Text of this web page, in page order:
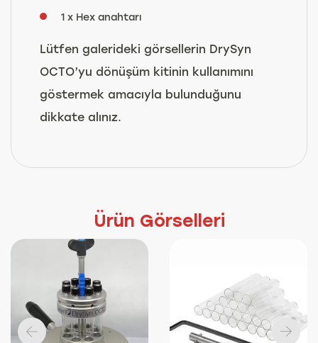
1 x Hex anahtarı
Lütfen galerideki görsellerin DrySyn
OCTO’yu dönüşüm kitinin kullanımını
göstermek amacıyla bulunduğunu
dikkate alınız.
Ürün Görselleri